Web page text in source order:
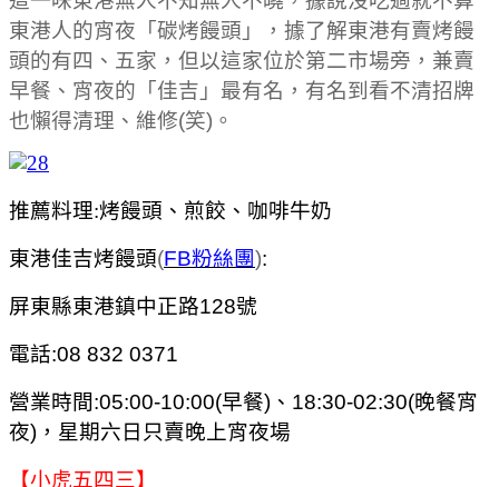
東港人的宵夜「碳烤饅頭」，據了解東港有賣烤饅
頭的有四、五家，但以這家位於第二市場旁，兼賣
早餐、宵夜的「佳吉」最有名，有名到看不清招牌
也懶得清理、維修(笑)。
推薦料理:烤饅頭、煎餃、咖啡牛奶
東港佳吉烤饅頭(FB粉絲團):
屏東縣東港鎮中正路128號
電話:08 832 0371
營業時間:05:00-10:00(早餐)、18:30-02:30(晚餐宵
夜)，星期六日只賣晚上宵夜場
【小虎五四三】